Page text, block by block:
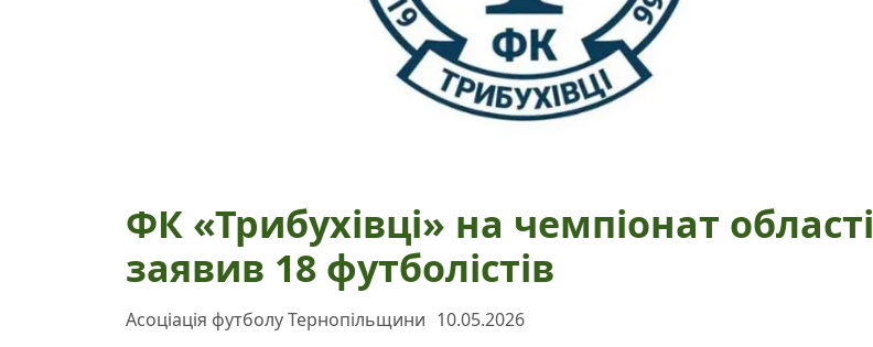
ФК «Трибухівці» на чемпіонат області
заявив 18 футболістів
Асоціація футболу Тернопільщини 10.05.2026